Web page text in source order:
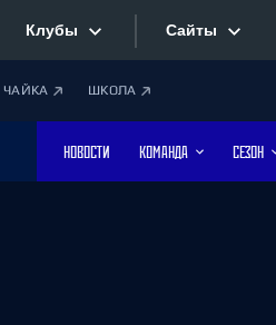
Клубы
Дивизион Боброва
Лада
Сайты
ЧАЙКА ШКОЛА
НОВОСТИ КОМАНДА СЕЗОН